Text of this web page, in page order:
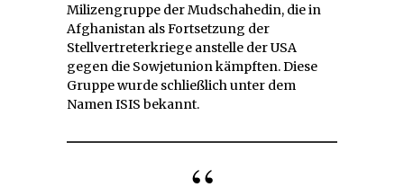
Milizengruppe der Mudschahedin, die in
Afghanistan als Fortsetzung der
Stellvertreterkriege anstelle der USA
gegen die Sowjetunion kämpften. Diese
Gruppe wurde schließlich unter dem
Namen ISIS bekannt.